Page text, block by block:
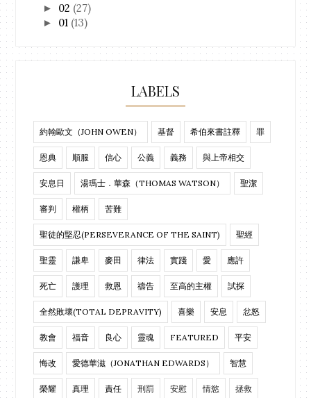
► 02 (27)
► 01 (13)
LABELS
約翰歐文（JOHN OWEN） 基督 希伯來書註釋 罪
恩典 順服 信心 公義 義務 與上帝相交
安息日 湯瑪士．華森（THOMAS WATSON） 聖潔
審判 權柄 苦難
聖徒的堅忍(PERSEVERANCE OF THE SAINT) 聖經
聖靈 謙卑 麥田 律法 實踐 愛 應許
死亡 護理 救恩 禱告 至高的主權 試探
全然敗壞(TOTAL DEPRAVITY) 喜樂 安息 忿怒
教會 福音 良心 靈魂 FEATURED 平安
悔改 愛德華滋（JONATHAN EDWARDS） 智慧
榮耀 真理 責任 刑罰 安慰 情慾 拯救